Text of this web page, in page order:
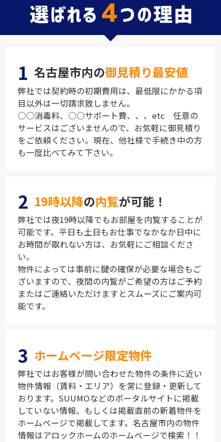
1 名古屋市内の御見積り最安値
弊社では契約時の初期費用は、最低限にかかる項
目以外は一切請求致しません。
○○消毒料、○○サポート費、、、etc 任意の
サービスはございませんので、お気軽に御見積り
をご依頼ください。現在、他社様で手続き中の方
も一度比べてみて下さい。
2 19時以降の内覧が可能！
弊社では夜19時以降でもお部屋を内覧することが
可能です。平日も土日もお仕事でなかなか日中に
お時間が取れない方は、お気軽にご相談くださ
い。
物件によっては事前に鍵の確保が必要な場合もご
ざいますので、夜間の内覧がご希望の方はご予約
またはご連絡いただけますとスムーズにご案内可
能です。
3 ホームページ限定物件
弊社ではお客様が問い合わせた物件の条件に近い
物件情報（賃料・エリア）を常に登録・更新して
おります。SUUMOなどのポータルサイトに掲載
していない情報、もしくは掲載直前の新着物件を
ホームページで掲載してます。名古屋市内の物件
情報はアロックホームのホームページで検索！！